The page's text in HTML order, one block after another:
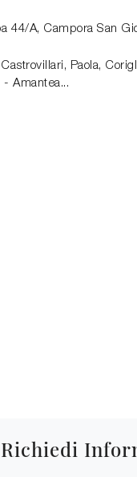
44/A, Campora San
Paola,
- Amantea...
Richiedi